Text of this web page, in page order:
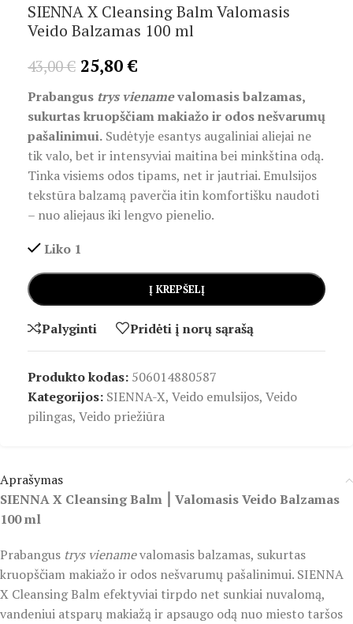
SIENNA X Cleansing Balm Valomasis
Veido Balzamas 100 ml
43,00€ 25,80€
Prabangus trys vienamevalomasis balzamas,
sukurtas kruopščiam makiažo ir odos nešvarumų
pašalinimui. Sudėtyje esantys augaliniai aliejai ne
tik valo, bet ir intensyviai maitina bei minkština odą.
Tinka visiems odos tipams, net ir jautriai. Emulsijos
tekstūra balzamą paverčia itin komfortišku naudoti
– nuo aliejaus iki lengvo pienelio.
Liko 1
Į KREPŠELĮ
Palyginti Pridėti į norų sąrašą
Produkto kodas: 506014880587
Kategorijos: SIENNA-X, Veido emulsijos, Veido
pilingas, Veido priežiūra
Aprašymas
SIENNA X Cleansing Balm ⎮ Valomasis Veido Balzamas
100 ml
Prabangus trys vienamevalomasis balzamas, sukurtas
kruopščiam makiažo ir odos nešvarumų pašalinimui. SIENNA
X Cleansing Balm efektyviai tirpdo net sunkiai nuvalomą,
vandeniui atsparų makiažą ir apsaugo odą nuo miesto taršos